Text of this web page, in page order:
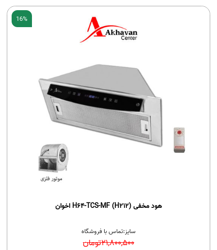
16%
هود مخفی H64-TCS-MF (H212) اخوان
سایز:تماس با فروشگاه
21,800,500تومان